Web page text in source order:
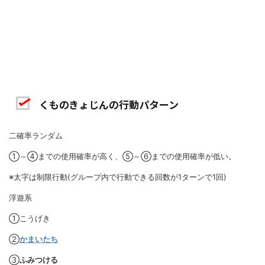
くものきょじんの行動パターン
二確率ランダム
①～④までの使用確率が高く、⑤～⑥までの使用確率が低い。
※太字は制限行動(グループ内で行動できる回数が1ターンで1回)
浮遊系
①こうげき
②かまいたち
③ふみつける